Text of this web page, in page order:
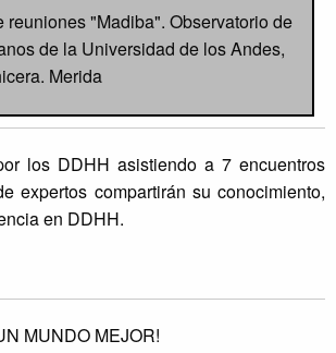
reuniones "Madiba". Observatorio de
de la Universidad de los Andes,
Merida
los DDHH asistiendo a 7 encuentros
expertos compartirán su conocimiento,
en DDHH.
MUNDO MEJOR!